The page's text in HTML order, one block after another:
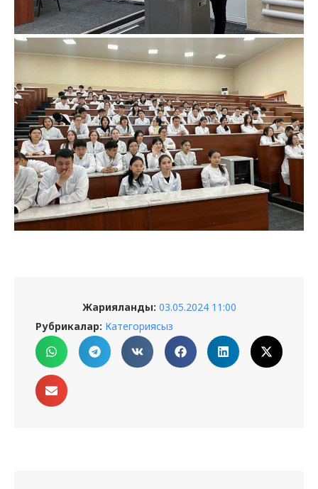
Жарияланды: 03.05.2024 11:00
Рубрикалар: Категориясыз